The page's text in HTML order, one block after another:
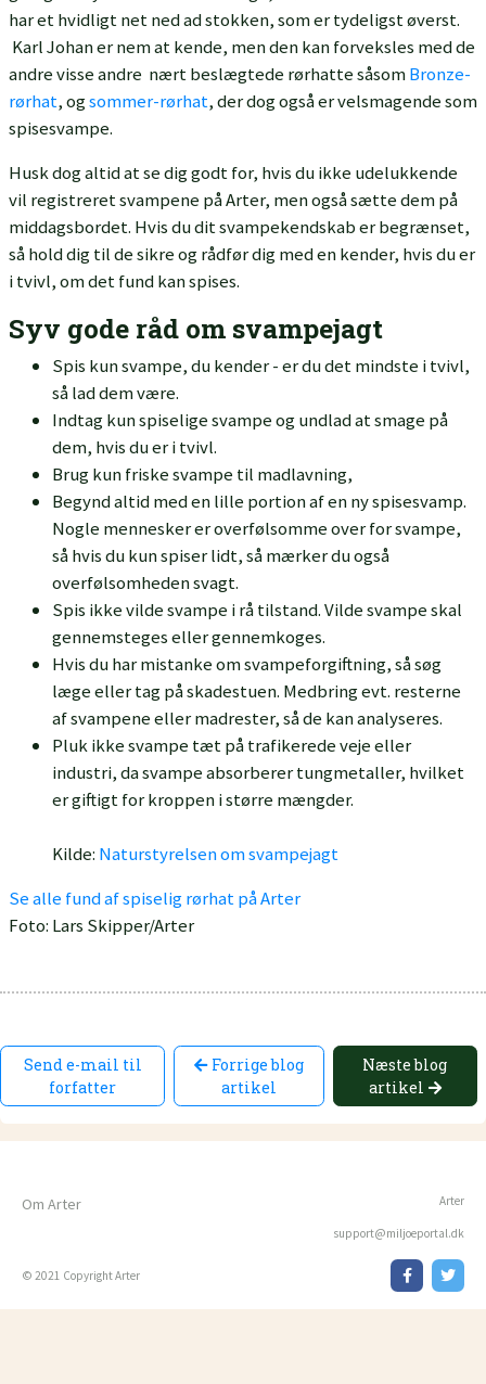
har et hvidligt net ned ad stokken, som er tydeligst øverst.
Karl Johan er nem at kende, men den kan forveksles med de
andre visse andre nært beslægtede rørhatte såsomBronze-
rørhat, ogsommer-rørhat, der dog også er velsmagende som
spisesvampe.
Husk dog altid at se dig godt for, hvis du ikke udelukkende
vil registreret svampene på Arter, men også sætte dem på
middagsbordet. Hvis du dit svampekendskab er begrænset,
så hold dig til de sikre og rådfør dig med en kender, hvis du er
i tvivl, om det fund kan spises.
Syv gode råd om svampejagt
Spis kun svampe, du kender - er du det mindste i tvivl,
så lad dem være.
Indtag kun spiselige svampe og undlad at smage på
dem, hvis du er i tvivl.
Brug kun friske svampe til madlavning,
Begynd altid med en lille portion af en ny spisesvamp.
Nogle mennesker er overfølsomme over for svampe,
så hvis du kun spiser lidt, så mærker du også
overfølsomheden svagt.
Spis ikke vilde svampe i rå tilstand. Vilde svampe skal
gennemsteges eller gennemkoges.
Hvis du har mistanke om svampeforgiftning, så søg
læge eller tag på skadestuen. Medbring evt. resterne
af svampene eller madrester, så de kan analyseres.
Pluk ikke svampe tæt på trafikerede veje eller
industri, da svampe absorberer tungmetaller, hvilket
er giftigt for kroppen i større mængder.
Kilde: Naturstyrelsen om svampejagt
Se alle fund af spiselig rørhat på Arter
Foto: Lars Skipper/Arter
Send e-mail til
forfatter
Forrige blog
artikel
Næste blog
artikel
Om Arter Arter
support@miljoeportal.dk
© 2021 Copyright Arter